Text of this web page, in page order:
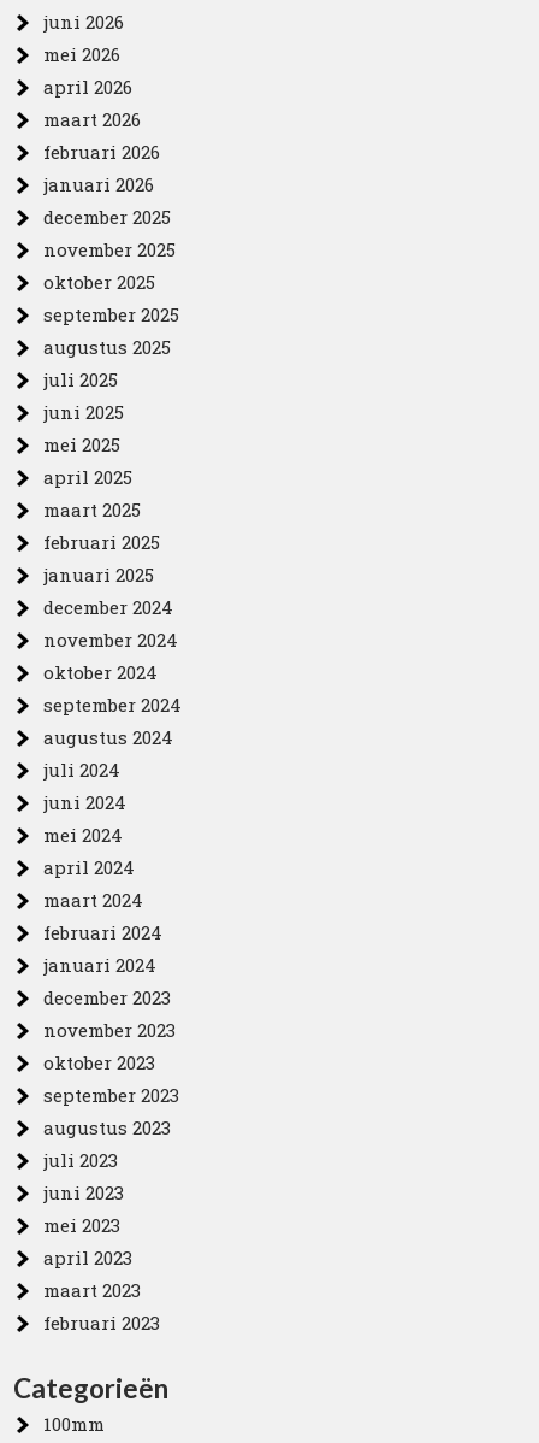
juni 2026
mei 2026
april 2026
maart 2026
februari 2026
januari 2026
december 2025
november 2025
oktober 2025
september 2025
augustus 2025
juli 2025
juni 2025
mei 2025
april 2025
maart 2025
februari 2025
januari 2025
december 2024
november 2024
oktober 2024
september 2024
augustus 2024
juli 2024
juni 2024
mei 2024
april 2024
maart 2024
februari 2024
januari 2024
december 2023
november 2023
oktober 2023
september 2023
augustus 2023
juli 2023
juni 2023
mei 2023
april 2023
maart 2023
februari 2023
Categorieën
100mm